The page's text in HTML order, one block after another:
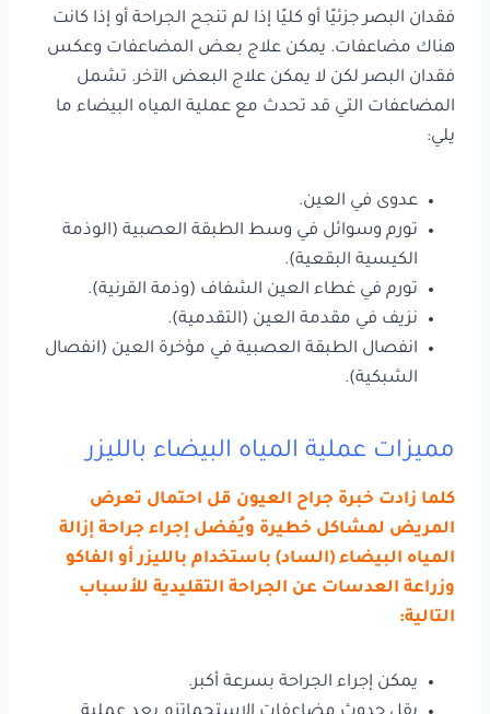
فقدان البصر جزئيًا أو كليًا إذا لم تنجح الجراحة أو إذا كانت
هناك مضاعفات. يمكن علاج بعض المضاعفات وعكس
فقدان البصر لكن لا يمكن علاج البعض الآخر. تشمل
المضاعفات التي قد تحدث مع عملية المياه البيضاء ما
يلي:
عدوى في العين.
تورم وسوائل في وسط الطبقة العصبية (الوذمة
الكيسية البقعية).
تورم في غطاء العين الشفاف (وذمة القرنية).
نزيف في مقدمة العين (التقدمية).
انفصال الطبقة العصبية في مؤخرة العين (انفصال
الشبكية).
مميزات عملية المياه البيضاء بالليزر
كلما زادت خبرة جراح العيون قل احتمال تعرض
المريض لمشاكل خطيرة ويُفضل إجراء جراحة إزالة
المياه البيضاء (الساد) باستخدام بالليزر أو الفاكو
وزراعة العدسات عن الجراحة التقليدية للأسباب
التالية:
يمكن إجراء الجراحة بسرعة أكبر.